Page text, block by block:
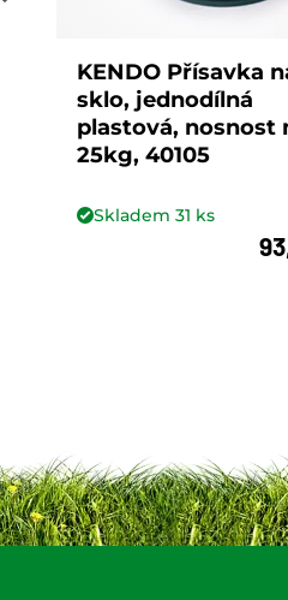
KENDO Přísavka
sklo, jednodílná
plastová, nosnost
25kg, 40105
Skladem31 ks